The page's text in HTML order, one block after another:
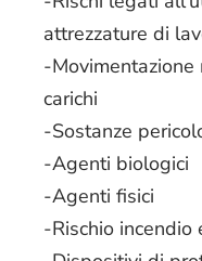
attrezzature di
-Movimentazione
carichi
-Sostanze
-Agenti biologici
-Agenti fisici
-Rischio incendio